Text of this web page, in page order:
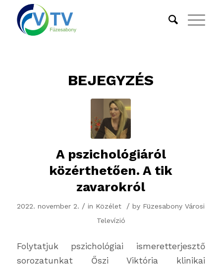
BEJEGYZÉS
A pszichológiáról
közérthetően. A tik
zavarokról
2022. november 2. / in Közélet / by Füzesabony Városi
Televízió
Folytatjuk pszichológiai ismeretterjesztő
sorozatunkat Őszi Viktória klinikai